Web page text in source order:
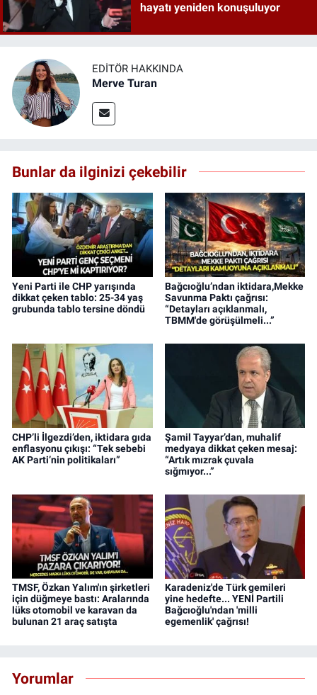
hayatı yeniden konuşuluyor
EDITÖR HAKKINDA
Merve Turan
Bunlar da ilginizi çekebilir
Yeni Parti ile CHP yarışında
dikkat çeken tablo: 25-34 yaş
grubunda tablo tersine döndü
Bağcıoğlu’ndan iktidara,Mekke
Savunma Paktı çağrısı:
“Detayları açıklanmalı,
TBMM'de görüşülmeli...”
CHP’li İlgezdi’den, iktidara gıda
enflasyonu çıkışı: “Tek sebebi
AK Parti’nin politikaları”
Şamil Tayyar’dan, muhalif
medyaya dikkat çeken mesaj:
“Artık mızrak çuvala
sığmıyor...”
TMSF, Özkan Yalım'ın şirketleri
için düğmeye bastı: Aralarında
lüks otomobil ve karavan da
bulunan 21 araç satışta
Karadeniz'de Türk gemileri
yine hedefte... YENİ Partili
Bağcıoğlu'ndan 'milli
egemenlik' çağrısı!
Yorumlar